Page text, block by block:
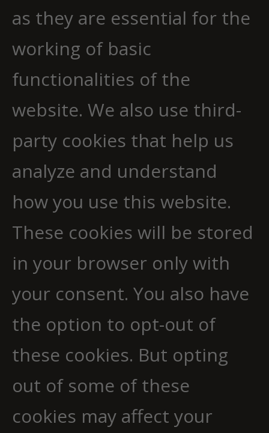
as they are essential for the
working of basic
functionalities of the
website. We also use third-
party cookies that help us
analyze and understand
how you use this website.
These cookies will be stored
in your browser only with
your consent. You also have
the option to opt-out of
these cookies. But opting
out of some of these
cookies may affect your